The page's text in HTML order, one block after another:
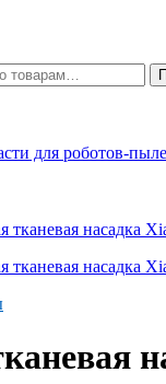
для роботов-